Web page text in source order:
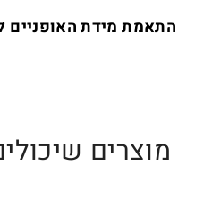
התאמת מידת האופניים
מוצרים